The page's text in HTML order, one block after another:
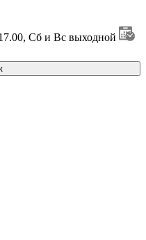
Сб и Вс выходной